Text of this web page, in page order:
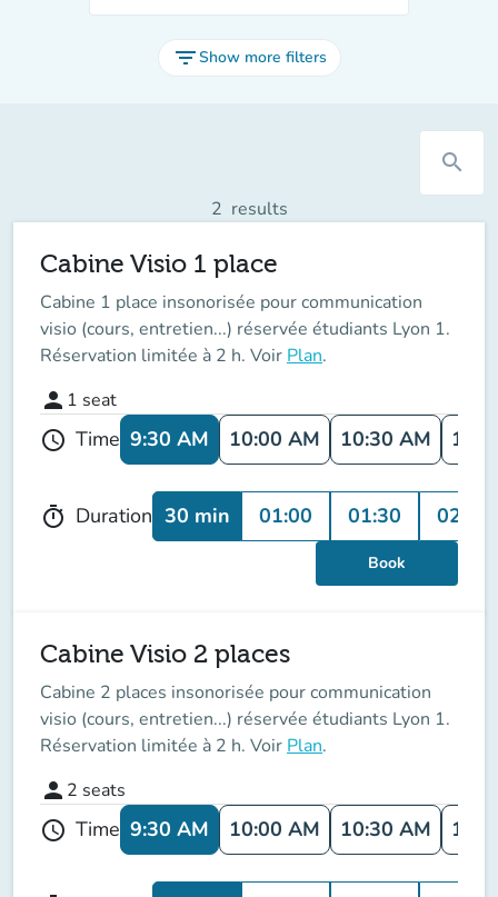
filter_listShow more filters
search
2 results
Cabine Visio 1 place
Cabine 1 place insonorisée pour communication
visio (cours, entretien...) réservée étudiants Lyon 1.
Réservation limitée à 2 h. Voir Plan.
person 1 seat
schedule Time 9:30 AM 10:00 AM 10:30 AM
timer Duration 30 min 01:00 01:30 02:00
Book
Cabine Visio 2 places
Cabine 2 places insonorisée pour communication
visio (cours, entretien...) réservée étudiants Lyon 1.
Réservation limitée à 2 h. Voir Plan.
person 2 seats
schedule Time 9:30 AM 10:00 AM 10:30 AM